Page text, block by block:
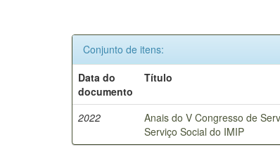
Conjunto de itens:
Data do
documento
Título
2022
Anais do V Congresso de
Serviço Social do IMIP